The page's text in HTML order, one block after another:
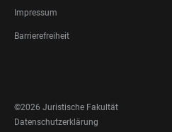
LEGAL
Impressum
Barrierefreiheit
MEDIA
©2026 Juristische Fakultät
FOOTER
Datenschutzerklärung